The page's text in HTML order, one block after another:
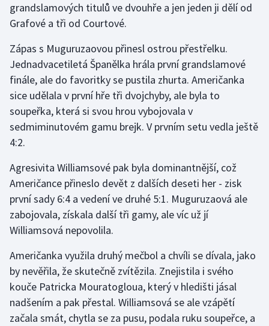
Moderní pětiboj
Motorsport
Olympijské hry
Parasport
Plavání
Plážový volejbal
Ragby
Rychlobruslení
Rychlostní kanoistika
Short track
Sportovní střelba
grandslamových titulů ve dvouhře a jen jeden ji dělí od
Grafové a tři od Courtové.
Zápas s Muguruzaovou přinesl ostrou přestřelku.
Jednadvacetiletá Španělka hrála první grandslamové
finále, ale do favoritky se pustila zhurta. Američanka
sice udělala v první hře tři dvojchyby, ale byla to
soupeřka, která si svou hrou vybojovala v
sedmiminutovém gamu brejk. V prvním setu vedla ještě
4:2.
Agresivita Williamsové pak byla dominantnější, což
Američance přineslo devět z dalších deseti her - zisk
první sady 6:4 a vedení ve druhé 5:1. Muguruzaová ale
zabojovala, získala další tři gamy, ale víc už jí
Williamsová nepovolila.
Američanka využila druhý mečbol a chvíli se dívala, jako
by nevěřila, že skutečně zvítězila. Znejistila i svého
kouče Patricka Mouratogloua, který v hledišti jásal
nadšením a pak přestal. Williamsová se ale vzápětí
začala smát, chytla se za pusu, podala ruku soupeřce, a